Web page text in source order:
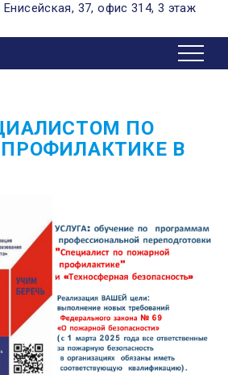
Енисейская, 37, офис 314, 3 этаж
ПО
В